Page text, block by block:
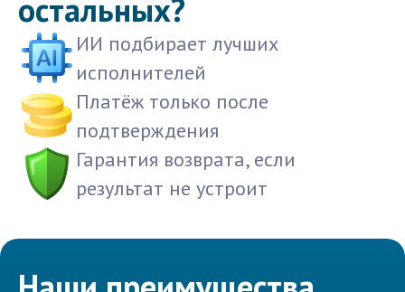
остальных?
ИИ подбирает лучших
исполнителей
Платёж только после
подтверждения
Гарантия возврата, если
результат не устроит